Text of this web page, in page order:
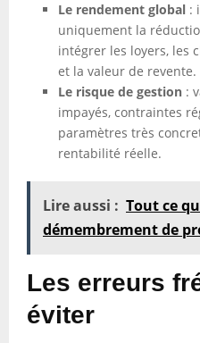
Le rendement global :
uniquement la
intégrer les loyers, les
et la valeur de revente.
Le risque de gestion :
impayés, contraintes
paramètres très
rentabilité réelle.
Lire aussi : Tout ce
démembrement de
Les erreurs
éviter